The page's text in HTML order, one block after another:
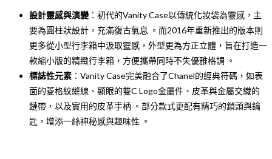
設計靈感與演變 ：初代的Vanity Case以傳統化妝袋為靈感，主
要為圓柱狀設計，充滿復古氣息 。而2016年重新推出的版本則
更多從小型行李箱中汲取靈感，外型更為方正立體，旨在打造一
款縮小版的精緻行李箱，方便攜帶同時不失優雅格調 。
標誌性元素 ：Vanity Case完美融合了Chanel的經典符碼，如表
面的菱格紋縫線、顯眼的雙C Logo金屬件、皮革與金屬交織的
鏈帶，以及實用的皮革手柄 。部分款式更配有精巧的鎖頭與鑰
匙，增添一絲神秘感與趣味性 。